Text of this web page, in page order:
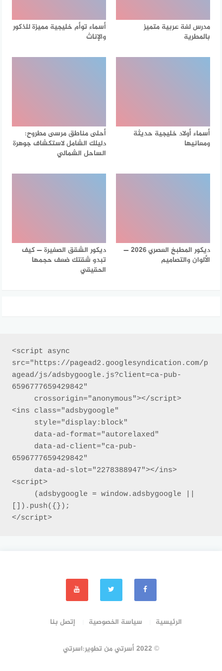
مدرس لغة عربية متميز
بالمطرية
أسماء توأم خليجية مميزة للذكور
والإناث
أسماء أولاد خليجية حديثة
ومعانيها
أحلى مناطق مرسى مطروح:
دليلك الشامل لاستكشاف جوهرة
الساحل الشمالي
ديكور المطبخ العصري 2026 —
الألوان والتصاميم
ديكور الشقق الصغيرة — كيف
تبدو شقتك ضعف حجمها
الحقيقي
<script async
src="https://pagead2.googlesyndication.com/p
agead/js/adsbygoogle.js?client=ca-pub-
6596777659429842"
<ins class="adsbygoogle"
6596777659429842"
<script>
[]).push({});
</script>
الرئيسية سياسة الخصوصية إتصل بنا
© 2022 أسرتي من تطوير:اسرتي